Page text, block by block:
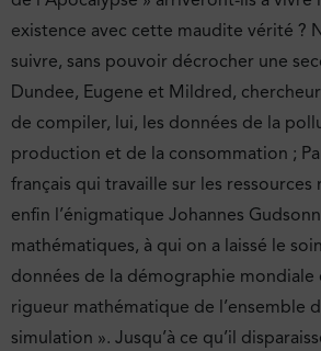
existence avec cette maudite vérité ?
suivre, sans pouvoir décrocher une
Dundee, Eugene et Mildred,
de compiler, lui, les données de la
production et de la consommation ;
français qui travaille sur les
enfin l’énigmatique Johannes
mathématiques, à qui on a laissé le
données de la démographie mondiale
rigueur mathématique de l’ensemble
simulation ». Jusqu’à ce qu’il